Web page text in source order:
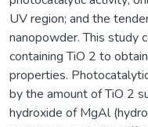
UV region; and the
nanopowder. This study
containing TiO 2 to
properties.
by the amount of TiO 2
hydroxide of MgAl